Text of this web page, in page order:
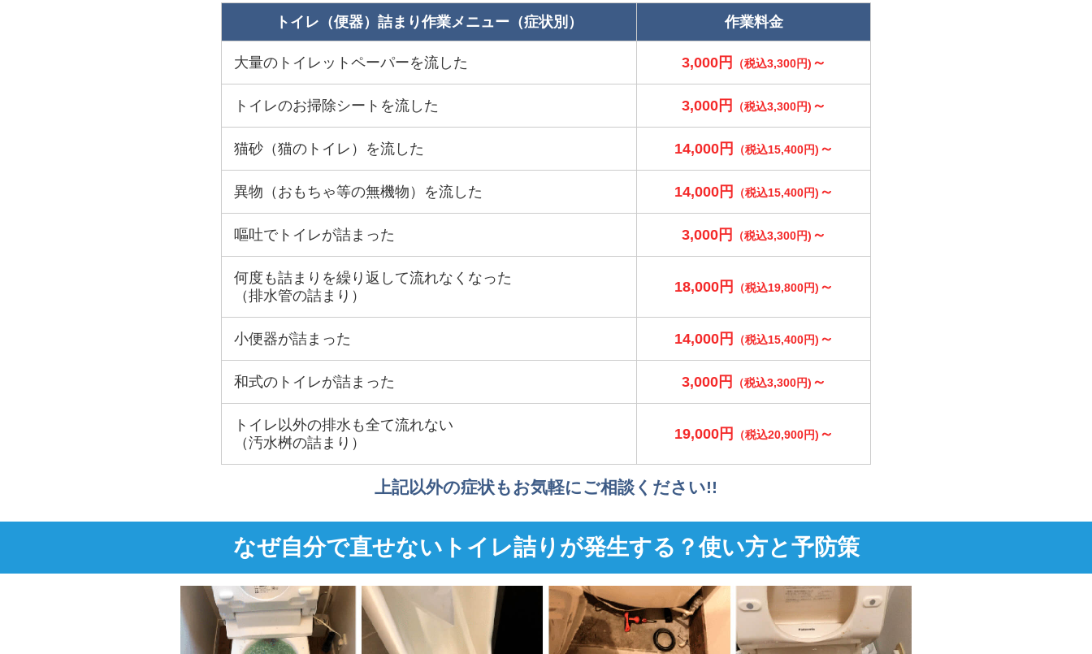
トイレ（便器）詰まり作業メニュー（症状別） 作業料金
大量のトイレットペーパーを流した 3,000円 （税込3,300円) ～
トイレのお掃除シートを流した 3,000円 （税込3,300円) ～
猫砂（猫のトイレ）を流した 14,000円 （税込15,400円) ～
異物（おもちゃ等の無機物）を流した 14,000円 （税込15,400円) ～
嘔吐でトイレが詰まった 3,000円 （税込3,300円) ～
何度も詰まりを繰り返して流れなくなった
（排水管の詰まり）
18,000円 （税込19,800円) ～
小便器が詰まった 14,000円 （税込15,400円) ～
和式のトイレが詰まった 3,000円 （税込3,300円) ～
トイレ以外の排水も全て流れない
（汚水桝の詰まり）
19,000円 （税込20,900円) ～
上記以外の症状もお気軽にご相談ください!!
なぜ自分で直せないトイレ詰りが発生する？使い方と予防策